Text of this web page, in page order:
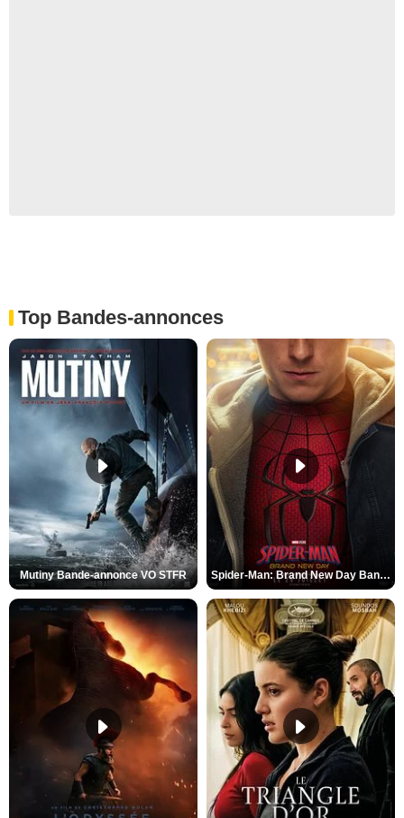
Top Bandes-annonces
Mutiny Bande-annonce VO STFR Spider-Man: Brand New Day Bande-annonce VO STFR